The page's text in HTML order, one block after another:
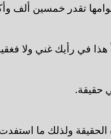
تقدر خمسين ألف
هذا في رأيك غني ولا
حقيقة.
الحقيقة ولذلك ما